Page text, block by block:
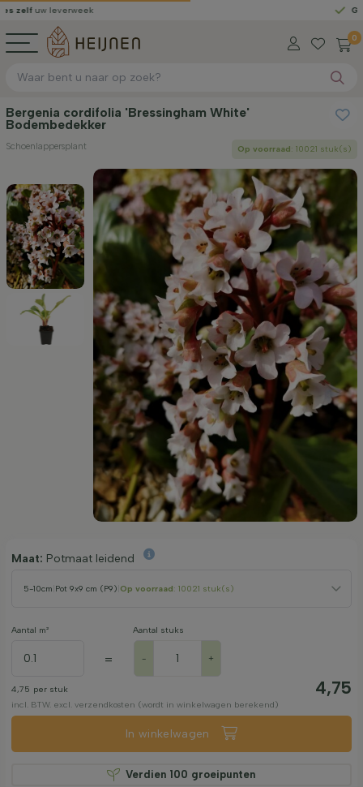
leverweek Gratis
0
Bergenia cordifolia 'Bressingham White'
Bodembedekker
Schoenlappersplant Op voorraad: 10021 stuk(s)
Maat: Potmaat leidend
5-10cm Pot 9x9 cm (P9) Op voorraad: 10021 stuk(s)
Aantal m²
=
Aantal stuks
- +
4,75 per stuk 4,75
incl. BTW. excl. verzendkosten (wordt in winkelwagen berekend)
In winkelwagen
Verdien 100 groeipunten